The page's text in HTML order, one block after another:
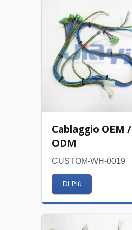
Cablaggio OEM /
ODM
CUSTOM-WH-0019
Di Più